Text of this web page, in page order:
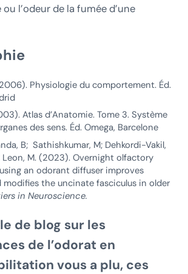
l’odeur de la fumée d’une
Physiologie du comportement. Éd.
Atlas d’Anatomie. Tome 3. Système
des sens. Éd. Omega, Barcelone
B; Sathishkumar, M; Dehkordi-Vakil,
Leon, M. (2023). Overnight olfactory
an odorant diffuser improves
modifies the uncinate fasciculus in older
in Neuroscience.
de blog sur les
de l’odorat en
vous a plu, ces